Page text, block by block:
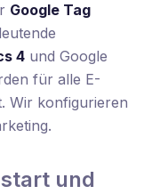
Google Tag
4 und Google
für alle E-
Wir konfigurieren
und